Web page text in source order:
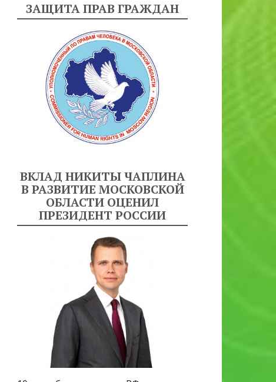
ЗАЩИТА ПРАВ ГРАЖДАН
ВКЛАД НИКИТЫ ЧАПЛИНА
В РАЗВИТИЕ МОСКОВСКОЙ
ОБЛАСТИ ОЦЕНИЛ
ПРЕЗИДЕНТ РОССИИ